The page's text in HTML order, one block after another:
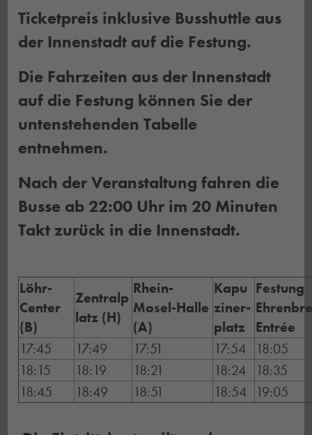
Ticketpreis inklusive Busshuttle aus
der Innenstadt auf die Festung.
Die Fahrzeiten aus der Innenstadt
auf die Festung können Sie der
untenstehenden Tabelle
entnehmen.
Nach der Veranstaltung fahren die
Busse ab 22:00 Uhr im 20 Minuten
Takt zurück in die Innenstadt.
Löhr-
Center
(B)
Zentralp
latz (H)
Rhein-
Mosel-Halle
(A)
Kapu
ziner-
platz
Festung
Entrée
17:45
17:49 17:51 17:54
18:05
18:15
18:19 18:21 18:24
18:35
18:45
18:49 18:51 18:54 19:05